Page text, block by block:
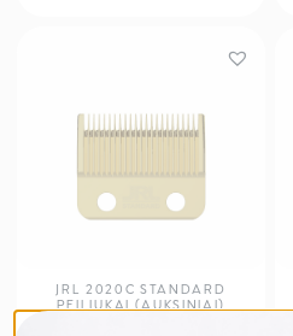
JRL 2020C STANDARD
PEILIUKAI (AUKSINIAI)